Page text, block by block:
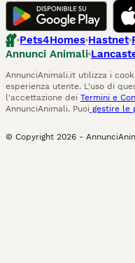
Pets4Homes Hastnet
Annunci Animali
AnnunciAnimali.it utilizza i
esperienza utente. L'uso di
l'accettazione dei Termini e
AnnunciAnimali. Puoi gestire le
© Copyright 2026 -